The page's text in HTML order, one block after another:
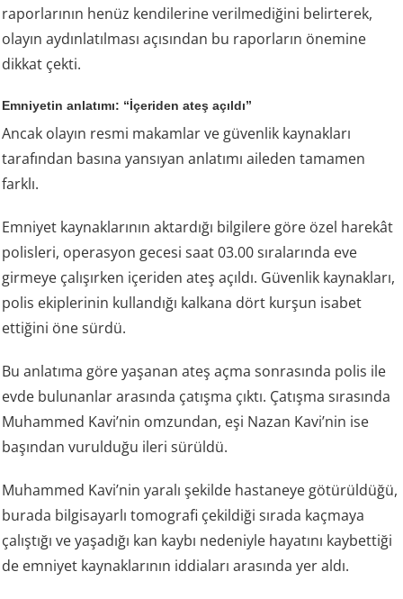
raporlarının henüz kendilerine verilmediğini belirterek,
olayın aydınlatılması açısından bu raporların önemine
dikkat çekti.
Emniyetin anlatımı: “İçeriden ateş açıldı”
Ancak olayın resmi makamlar ve güvenlik kaynakları
tarafından basına yansıyan anlatımı aileden tamamen
farklı.
Emniyet kaynaklarının aktardığı bilgilere göre özel harekât
polisleri, operasyon gecesi saat 03.00 sıralarında eve
girmeye çalışırken içeriden ateş açıldı. Güvenlik kaynakları,
polis ekiplerinin kullandığı kalkana dört kurşun isabet
ettiğini öne sürdü.
Bu anlatıma göre yaşanan ateş açma sonrasında polis ile
evde bulunanlar arasında çatışma çıktı. Çatışma sırasında
Muhammed Kavi’nin omzundan, eşi Nazan Kavi’nin ise
başından vurulduğu ileri sürüldü.
Muhammed Kavi’nin yaralı şekilde hastaneye götürüldüğü,
burada bilgisayarlı tomografi çekildiği sırada kaçmaya
çalıştığı ve yaşadığı kan kaybı nedeniyle hayatını kaybettiği
de emniyet kaynaklarının iddiaları arasında yer aldı.